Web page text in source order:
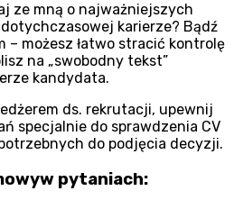
ze mną o najważniejszych
karierze? Bądź
– możesz łatwo stracić kontrolę
na „swobodny tekst”
kandydata.
ds. rekrutacji, upewnij
specjalnie do sprawdzenia CV
do podjęcia decyzji.
pytaniach: